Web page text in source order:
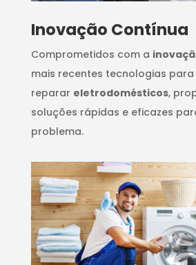
Inovação Contínua
Comprometidos com a
mais recentes tecnologias
reparar eletrodomésticos,
soluções rápidas e eficazes
problema.